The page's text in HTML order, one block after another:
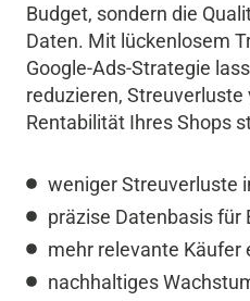
Budget, sondern die
Daten. Mit lückenlosem
Google-Ads-Strategie
reduzieren,
Rentabilität Ihres Shops
weniger Streuverluste
präzise Datenbasis für
mehr relevante Käufer
nachhaltiges